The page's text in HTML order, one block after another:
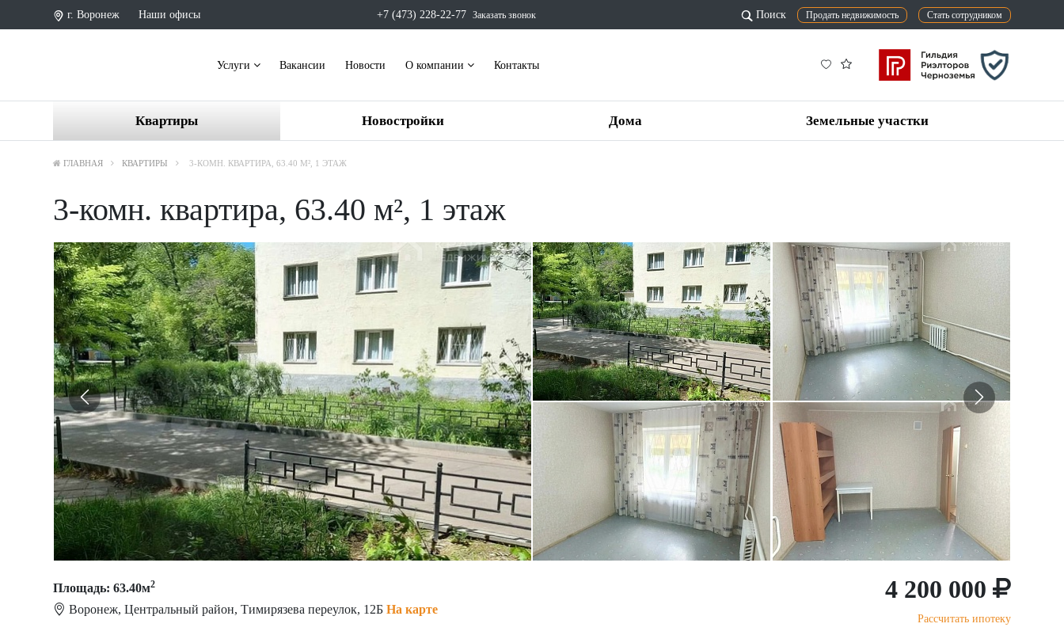
г. Воронеж Наши офисы +7 (473) 228-22-77 Заказать звонок Поиск Продать недвижимость Стать сотрудником
Услуги Вакансии Новости О компании Контакты
Квартиры Новостройки Дома Земельные участки
ГЛАВНАЯ КВАРТИРЫ 3-КОМН. КВАРТИРА, 63.40 М², 1 ЭТАЖ
3-комн. квартира, 63.40 м², 1 этаж
Площадь: 63.40м2
Воронеж, Центральный район, Тимирязева переулок, 12Б На карте
4 200 000
Рассчитать ипотеку